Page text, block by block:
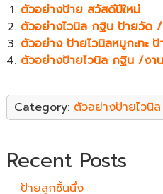
ตัวอย่างป้าย สวัสดีปีใหม่
ตัวอย่างไวนิล กฐิน ป้ายวั
ตัวอย่าง ป้ายไวนิลหมูกะทะ
ตัวอย่างป้ายไวนิล กฐิน /ง
Category: ตัวอย่างป้ายไวนิล
Recent Posts
ป้ายลูกชิ้นนึ่ง